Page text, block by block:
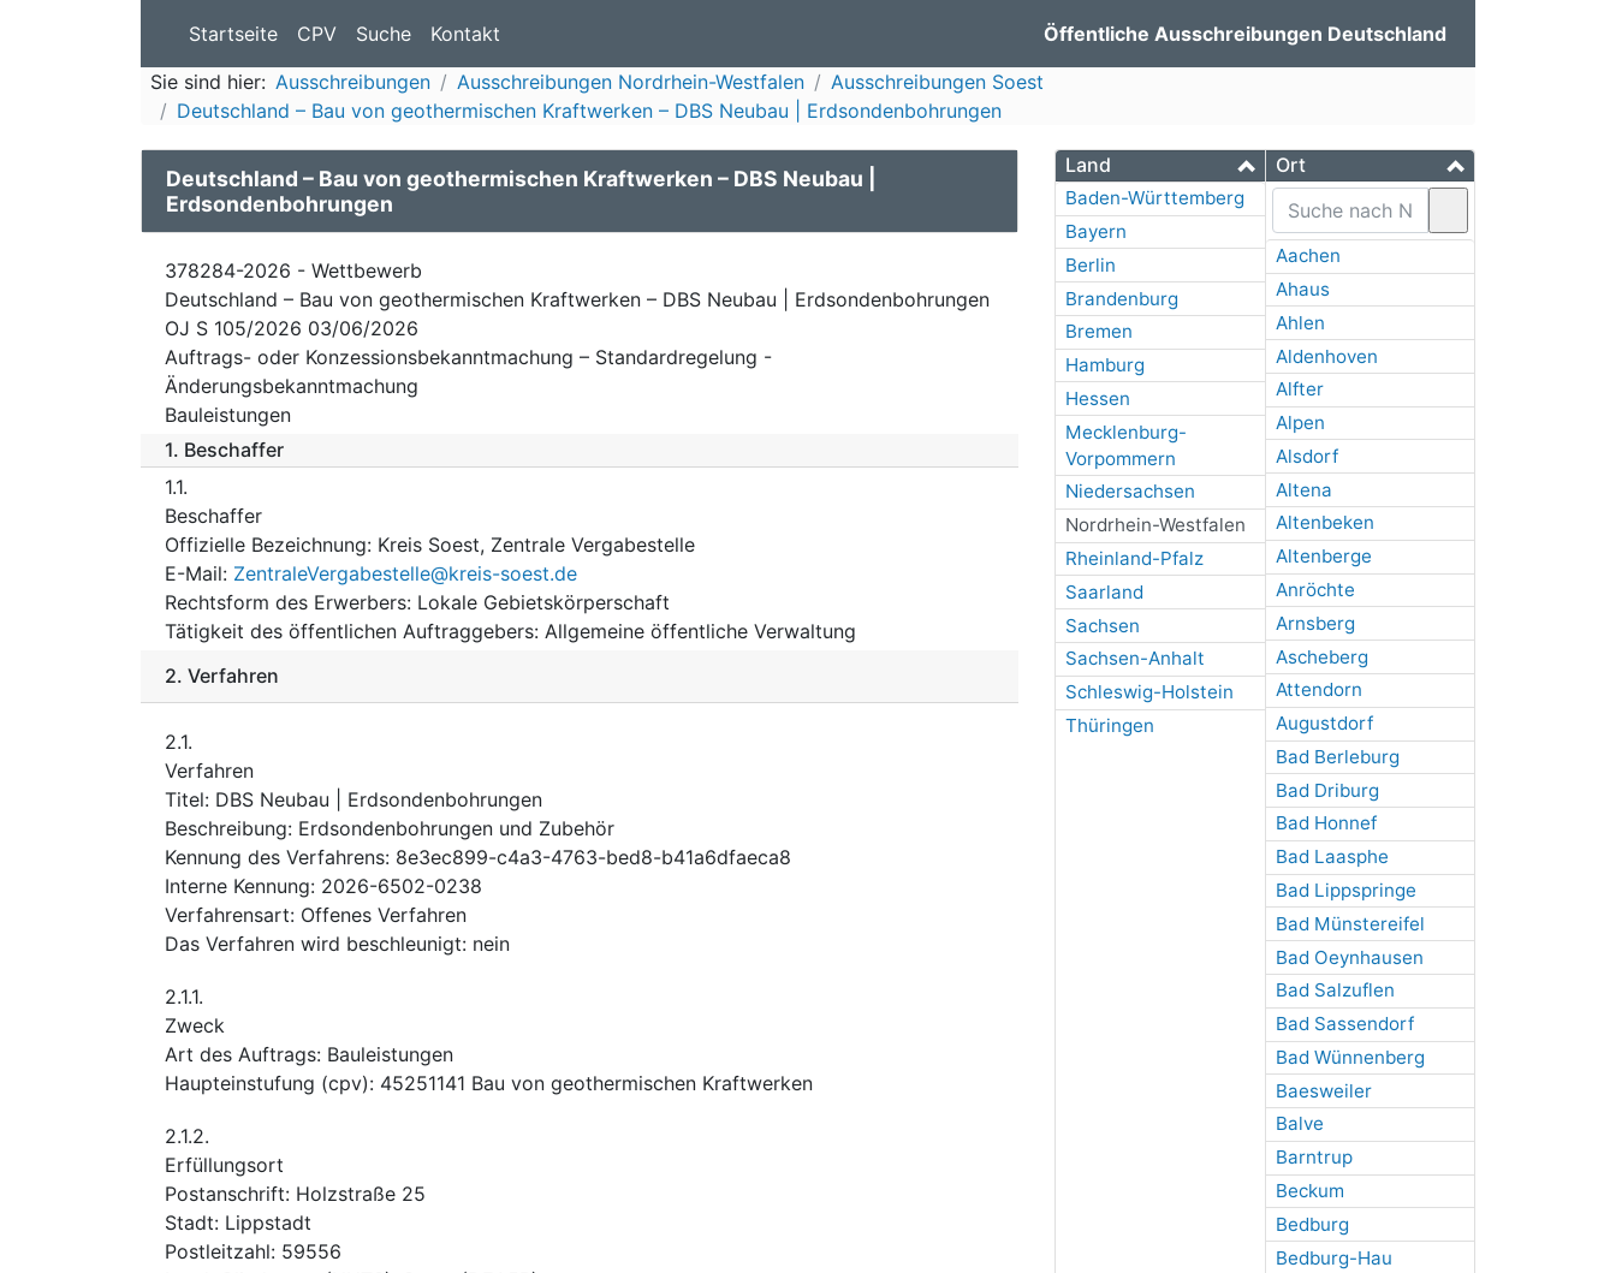
Startseite CPV Suche Kontakt Öffentliche Ausschreibungen Deutschland
Sie sind hier: Ausschreibungen Ausschreibungen Nordrhein-Westfalen
Ausschreibungen Soest
Deutschland – Bau von geothermischen Kraftwerken – DBS Neubau | Erdsondenbohrungen
Land
Baden-Württemberg
Bayern
Berlin
Brandenburg
Bremen
Hamburg
Hessen
Mecklenburg-
Vorpommern
Niedersachsen
Nordrhein-Westfalen
Rheinland-Pfalz
Saarland
Sachsen
Sachsen-Anhalt
Schleswig-Holstein
Thüringen
Ort
Aachen
Ahaus
Ahlen
Aldenhoven
Alfter
Alpen
Alsdorf
Altena
Altenbeken
Altenberge
Anröchte
Arnsberg
Ascheberg
Attendorn
Augustdorf
Bad Berleburg
Bad Driburg
Bad Honnef
Bad Laasphe
Bad Lippspringe
Bad Münstereifel
Bad Oeynhausen
Bad Salzuflen
Bad Sassendorf
Bad Wünnenberg
Baesweiler
Balve
Barntrup
Beckum
Bedburg
Bedburg-Hau
Deutschland – Bau von geothermischen Kraftwerken – DBS Neubau |
Erdsondenbohrungen
378284-2026 - Wettbewerb
Deutschland – Bau von geothermischen Kraftwerken – DBS Neubau | Erdsondenbohrungen
OJ S 105/2026 03/06/2026
Auftrags- oder Konzessionsbekanntmachung – Standardregelung -
Änderungsbekanntmachung
Bauleistungen
1. Beschaffer
1.1.
Beschaffer
Offizielle Bezeichnung: Kreis Soest, Zentrale Vergabestelle
E-Mail: ZentraleVergabestelle@kreis-soest.de
Rechtsform des Erwerbers: Lokale Gebietskörperschaft
Tätigkeit des öffentlichen Auftraggebers: Allgemeine öffentliche Verwaltung
2. Verfahren
2.1.
Verfahren
Titel: DBS Neubau | Erdsondenbohrungen
Beschreibung: Erdsondenbohrungen und Zubehör
Kennung des Verfahrens: 8e3ec899-c4a3-4763-bed8-b41a6dfaeca8
Interne Kennung: 2026-6502-0238
Verfahrensart: Offenes Verfahren
Das Verfahren wird beschleunigt: nein
2.1.1.
Zweck
Art des Auftrags: Bauleistungen
Haupteinstufung (cpv): 45251141 Bau von geothermischen Kraftwerken
2.1.2.
Erfüllungsort
Postanschrift: Holzstraße 25
Stadt: Lippstadt
Postleitzahl: 59556